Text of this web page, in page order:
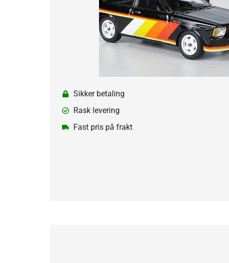
Sikker betaling
Rask levering
Fast pris på frakt